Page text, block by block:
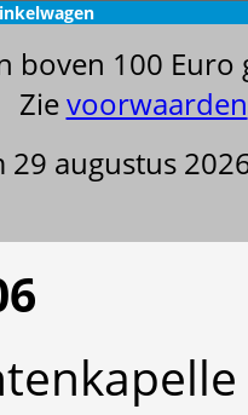
boven 100
Zievoorwaarden
augustus